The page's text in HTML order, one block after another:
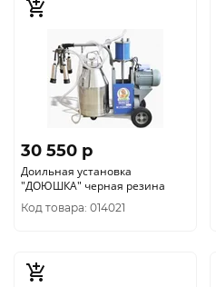
30 550 p
Доильная установка
"ДОЮШКА" черная резина
Код товара: 014021